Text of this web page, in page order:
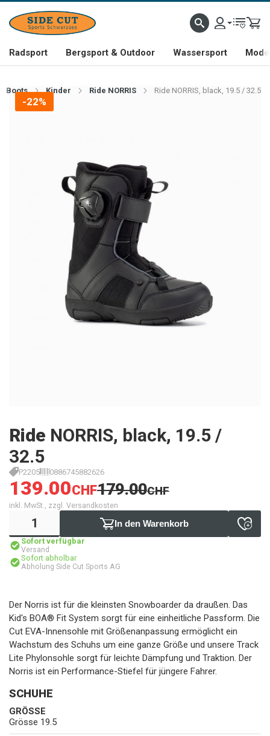
Radsport Bergsport & Outdoor Wassersport
Boots Kinder Ride NORRIS Ride NORRIS, black, 19.5 / 32.5
-22%
Ride NORRIS, black, 19.5 /
32.5
P2205 0886745882626
139.00CHF179.00CHF
inkl. MwSt., zzgl. Versandkosten
In den Warenkorb
Sofort verfügbar
Versand
Sofort abholbar
Abholung Side Cut Sports AG
Der Norris ist für die kleinsten Snowboarder da draußen. Das
Kid's BOA® Fit System sorgt für eine einheitliche Passform. Die
Cut EVA-Innensohle mit Größenanpassung ermöglicht ein
Wachstum des Schuhs um eine ganze Größe und unsere Track
Lite Phylonsohle sorgt für leichte Dämpfung und Traktion. Der
Norris ist ein Performance-Stiefel für jüngere Fahrer.
SCHUHE
GRÖSSE
Grösse 19.5